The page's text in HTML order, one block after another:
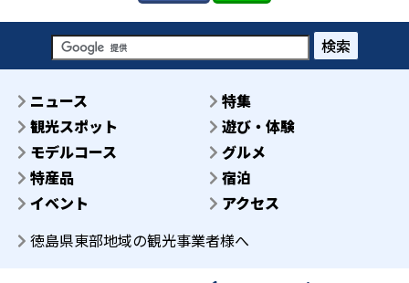
検索
ニュース
特集
観光スポット
遊び・体験
モデルコース
グルメ
特産品
宿泊
イベント
アクセス
徳島県東部地域の観光事業者様へ